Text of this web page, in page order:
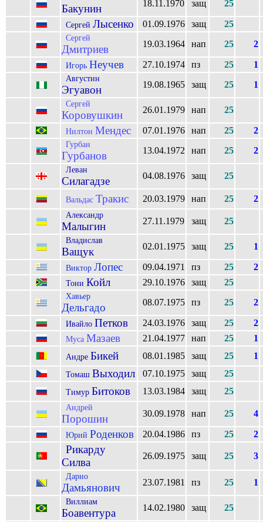
Бакунин 18.11.1970 защ 25
Сергей Лысенко 01.09.1976 защ 25
Сергей
Дмитриев 19.03.1964 нап 25 2
Игорь Неучев 27.10.1974 пз 25 1
Августин
Эгуавон 19.08.1965 защ 25 1
Сергей
Коровушкин 26.01.1979 нап 25
Нилтон Мендес 07.01.1976 нап 25 2
Гурбан
Гурбанов 13.04.1972 нап 25 2
Леван
Силагадзе 04.08.1976 защ 25
Вальдас Тракис 20.03.1979 нап 25 2
Александр
Малыгин 27.11.1979 защ 25
Владислав
Ващук 02.01.1975 защ 25 1
Виктор Лопес 09.04.1971 пз 25 2
Тони Койл 29.10.1976 защ 25
Хавьер
Дельгадо 08.07.1975 пз 25 2
Ивайло Петков 24.03.1976 защ 25 2
Муса Мазаев 21.04.1977 нап 25 1
Андре Бикей 08.01.1985 защ 25 1
Томаш Выходил 07.10.1975 защ 25
Тимур Битоков 13.03.1984 защ 25
Андрей
Порошин 30.09.1978 нап 25 4
Юрий Роденков 20.04.1986 пз 25 2
Рикарду
Силва
26.09.1975 защ 25 3
Дарио
Дамьянович 23.07.1981 пз 25 1
Виллиам
Боавентура 14.02.1980 защ 25